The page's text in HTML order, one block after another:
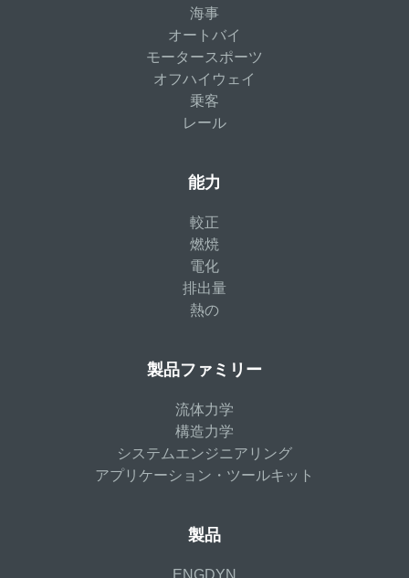
海事
オートバイ
モータースポーツ
オフハイウェイ
乗客
レール
能力
較正
燃焼
電化
排出量
熱の
製品ファミリー
流体力学
構造力学
システムエンジニアリング
アプリケーション・ツールキット
製品
ENGDYN